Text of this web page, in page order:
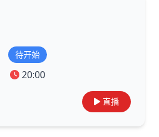
待开始
20:00
直播